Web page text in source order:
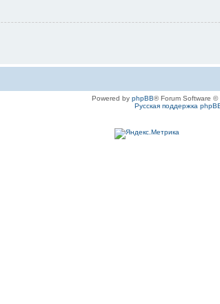
Powered by phpBB® Forum Software ©
Русская поддержка